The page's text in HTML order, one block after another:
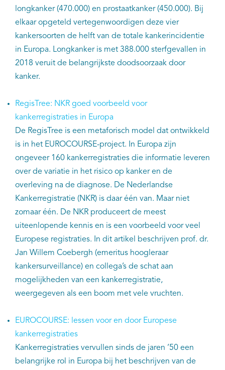
longkanker (470.000) en prostaatkanker (450.000). Bij
elkaar opgeteld vertegenwoordigen deze vier
kankersoorten de helft van de totale kankerincidentie
in Europa. Longkanker is met 388.000 sterfgevallen in
2018 veruit de belangrijkste doodsoorzaak door
kanker.
RegisTree: NKR goed voorbeeld voor
kankerregistraties in Europa
De RegisTree is een metaforisch model dat ontwikkeld
is in het EUROCOURSE-project. In Europa zijn
ongeveer 160 kankerregistraties die informatie leveren
over de variatie in het risico op kanker en de
overleving na de diagnose. De Nederlandse
Kankerregistratie (NKR) is daar één van. Maar niet
zomaar één. De NKR produceert de meest
uiteenlopende kennis en is een voorbeeld voor veel
Europese registraties. In dit artikel beschrijven prof. dr.
Jan Willem Coebergh (emeritus hoogleraar
kankersurveillance) en collega’s de schat aan
mogelijkheden van een kankerregistratie,
weergegeven als een boom met vele vruchten.
EUROCOURSE: lessen voor en door Europese
kankerregistraties
Kankerregistraties vervullen sinds de jaren ’50 een
belangrijke rol in Europa bij het beschrijven van de